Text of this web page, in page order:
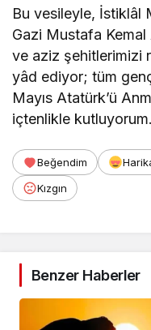
Bu vesileyle, İstiklâl
Gazi Mustafa Kemal
ve aziz şehitlerimizi
yâd ediyor; tüm
Mayıs Atatürk’ü
içtenlikle
Beğendim
Kızgın
Benzer Haberler